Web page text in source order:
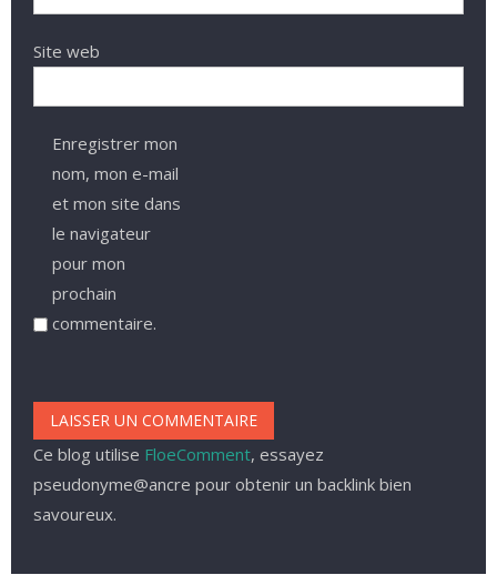
Site web
Enregistrer mon
nom, mon e-mail
et mon site dans
le navigateur
pour mon
prochain
commentaire.
Ce blog utilise FloeComment, essayez
pseudonyme@ancre pour obtenir un backlink bien
savoureux.